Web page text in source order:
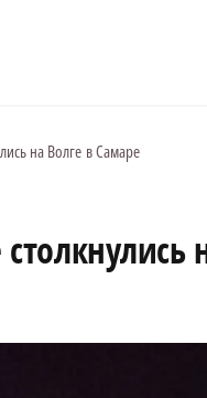
на Волге в Самаре